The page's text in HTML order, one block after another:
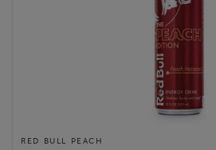
RED BULL PEACH